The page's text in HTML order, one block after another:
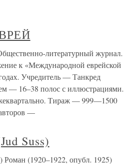
литературный журнал.
к «Международной еврейской
Учредитель — Танкред
— 16–38 полос с иллюстрациями.
Тираж — 999—1500
—
Suss)
Роман (1920–1922, опубл. 1925)